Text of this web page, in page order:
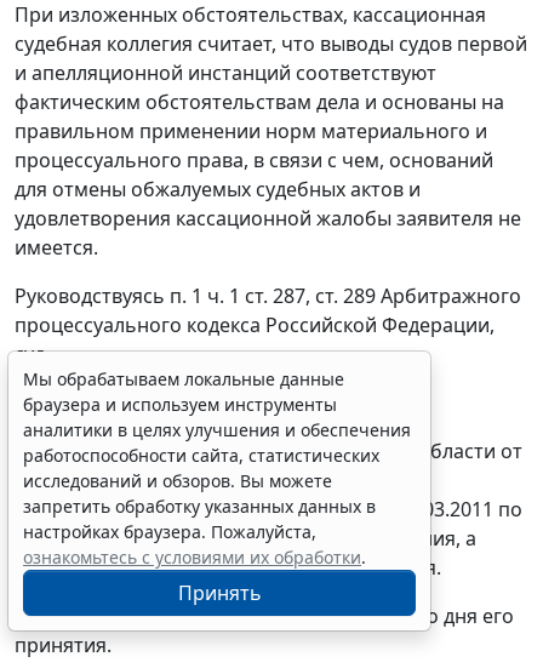
При изложенных обстоятельствах, кассационная
судебная коллегия считает, что выводы судов первой
и апелляционной инстанций соответствуют
фактическим обстоятельствам дела и основаны на
правильном применении норм материального и
процессуального права, в связи с чем, оснований
для отмены обжалуемых судебных актов и
удовлетворения кассационной жалобы заявителя не
имеется.
Руководствуясь п. 1 ч. 1 ст. 287, ст. 289Арбитражного
процессуального кодекса Российской Федерации,
суд
ПОСТАНОВИЛ:
Решение Арбитражного суда Смоленской области от
15.12.1010 и постановление Двадцатого
арбитражного апелляционного суда от 03.03.2011 по
делу N А62-4607/2010 оставить без изменения, а
кассационную жалобу - без удовлетворения.
Постановление вступает в законную силу со дня его
принятия.
Мы обрабатываем локальные данные
браузера и используем инструменты
аналитики в целях улучшения и обеспечения
работоспособности сайта, статистических
исследований и обзоров. Вы можете
запретить обработку указанных данных в
настройках браузера. Пожалуйста,
ознакомьтесь с условиями их обработки.
Принять